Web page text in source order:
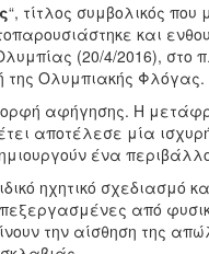
“, τίτλος συμβολικός
και
(20/4/2016), στο
της Ολυμπιακής Φλόγας.
αφήγησης. Η
αποτέλεσε μία
ένα
ηχητικό σχεδιασμό
από
την αίσθηση της